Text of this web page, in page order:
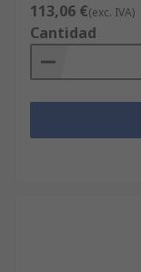
113,06 €(exc. IVA)
Cantidad